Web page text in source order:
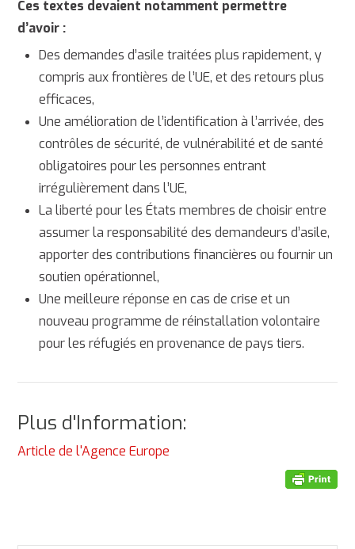
Ces textes devaient notamment permettre
d’avoir :
Des demandes d’asile traitées plus rapidement, y
compris aux frontières de l’UE, et des retours plus
efficaces,
Une amélioration de l’identification à l’arrivée, des
contrôles de sécurité, de vulnérabilité et de santé
obligatoires pour les personnes entrant
irrégulièrement dans l’UE,
La liberté pour les États membres de choisir entre
assumer la responsabilité des demandeurs d’asile,
apporter des contributions financières ou fournir un
soutien opérationnel,
Une meilleure réponse en cas de crise et un
nouveau programme de réinstallation volontaire
pour les réfugiés en provenance de pays tiers.
Plus d'Information:
Article de l'Agence Europe